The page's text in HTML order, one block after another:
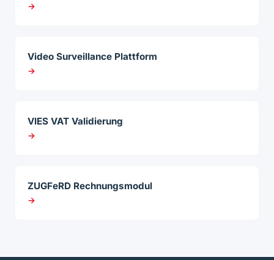
→
Video Surveillance Plattform
→
VIES VAT Validierung
→
ZUGFeRD Rechnungsmodul
→